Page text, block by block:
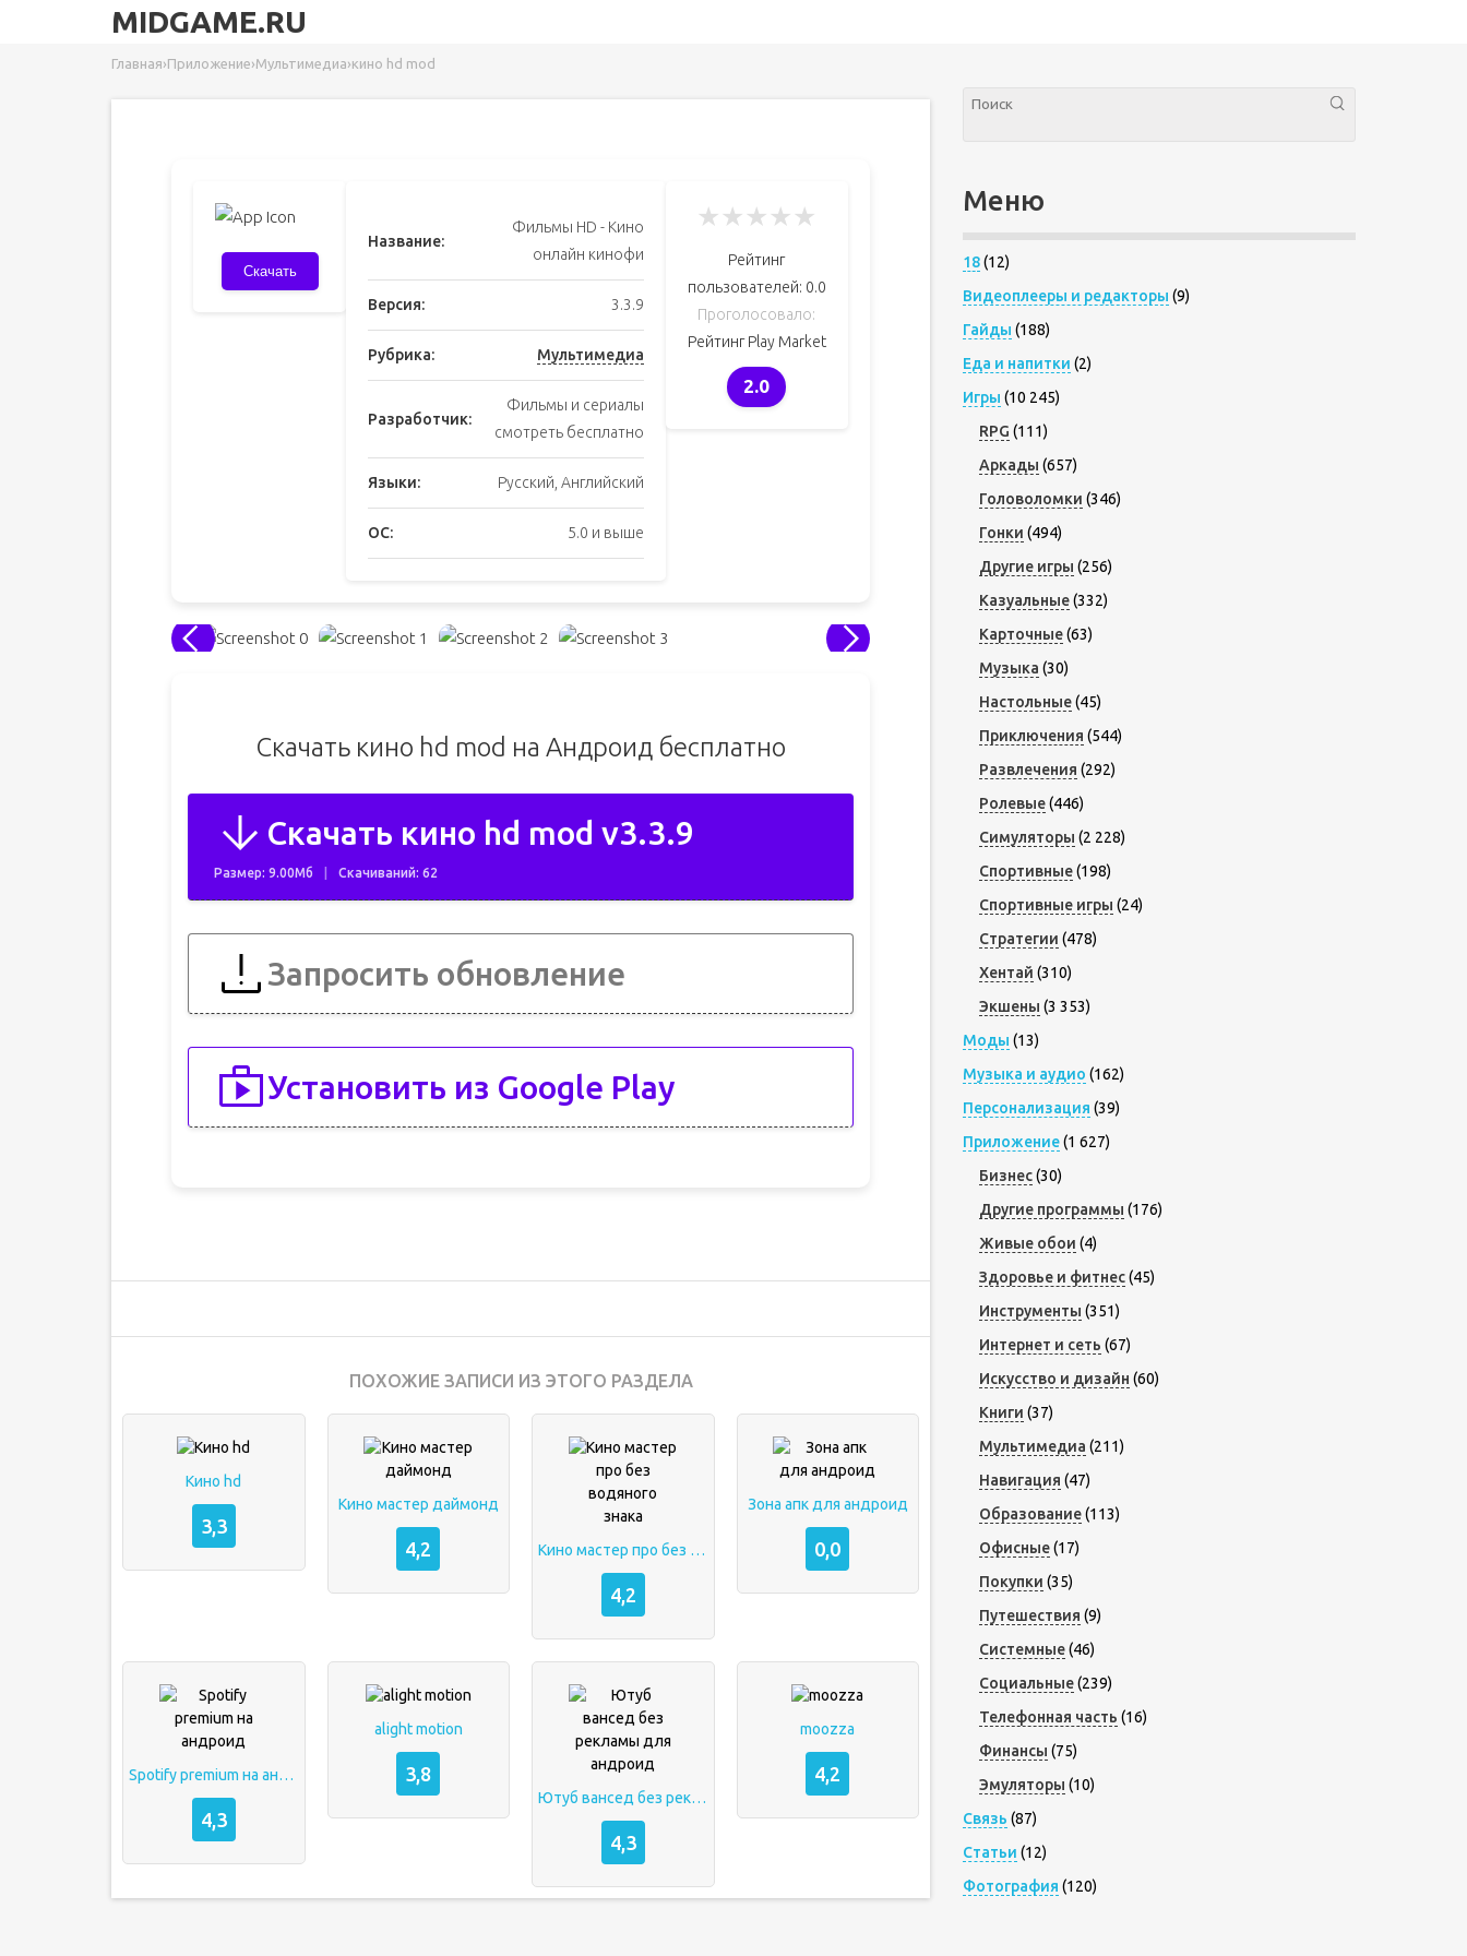
MIDGAME.RU
Главная›Приложение›Мультимедиа›кино hd mod
Скачать
Название:
Фильмы HD - Кино
онлайн кинофи
Версия: 3.3.9
Рубрика: Мультимедиа
Разработчик:
Фильмы и сериалы
смотреть бесплатно
Языки: Русский, Английский
ОС: 5.0 и выше
★★★★★
Рейтинг
пользователей: 0.0
Проголосовало:
Рейтинг Play Market
2.0
Скачать кино hd mod на Андроид бесплатно
Скачать кино hd mod v3.3.9
Размер: 9.00Мб Скачиваний: 62
Запросить обновление
Установить из Google Play
ПОХОЖИЕ ЗАПИСИ ИЗ ЭТОГО РАЗДЕЛА
Кино hd
3,3
Кино мастер даймонд
4,2 Кино мастер про без водяного знака
4,2
Зона апк для андроид
0,0
Spotify premium на андроид
4,3
alight motion
3,8
Ютуб вансед без рекламы для андроид
4,3
moozza
4,2
Меню
18(12)
Видеоплееры и редакторы (9)
Гайды (188)
Еда и напитки (2)
Игры (10 245)
RPG (111)
Аркады (657)
Головоломки (346)
Гонки (494)
Другие игры (256)
Казуальные(332)
Карточные(63)
Музыка (30)
Настольные(45)
Приключения (544)
Развлечения (292)
Ролевые(446)
Симуляторы (2 228)
Спортивные(198)
Спортивные игры (24)
Стратегии (478)
Хентай (310)
Экшены (3 353)
Моды (13)
Музыка и аудио (162)
Персонализация (39)
Приложение(1 627)
Бизнес(30)
Другие программы (176)
Живые обои (4)
Здоровье и фитнес(45)
Инструменты (351)
Интернет и сеть (67)
Искусство и дизайн (60)
Книги (37)
Мультимедиа (211)
Навигация (47)
Образование(113)
Офисные(17)
Покупки (35)
Путешествия (9)
Системные(46)
Социальные(239)
Телефонная часть (16)
Финансы (75)
Эмуляторы (10)
Связь (87)
Статьи (12)
Фотография (120)